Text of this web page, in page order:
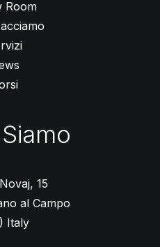
Room
15
al Campo
Italy